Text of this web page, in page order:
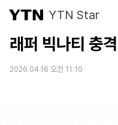
YTN Star
래퍼 빅나티 충
2026.04.16 오전 11:10